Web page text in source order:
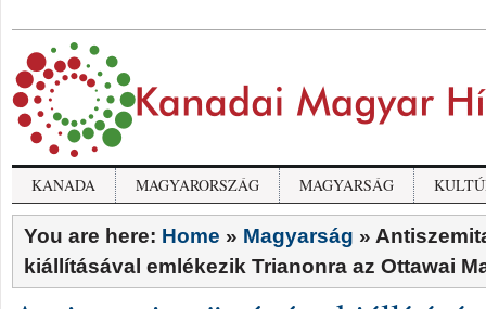
KANADA MAGYARORSZÁG MAGYARSÁG
You are here: Home » Magyarság »
kiállításával emlékezik Trianonra az Ottawai